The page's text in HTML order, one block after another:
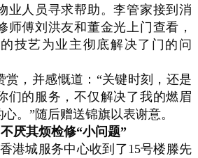
业人员寻求帮助。李管家接到消
师傅刘洪友和董金光上门查看，
技艺为业主彻底解决了门的问
赏，并感慨道：“关键时刻，还是
们的服务，不仅解决了我的燃眉
。”随后赠送锦旗以表谢意。
厌其烦检修“小问题”
港城服务中心收到了15号楼滕先